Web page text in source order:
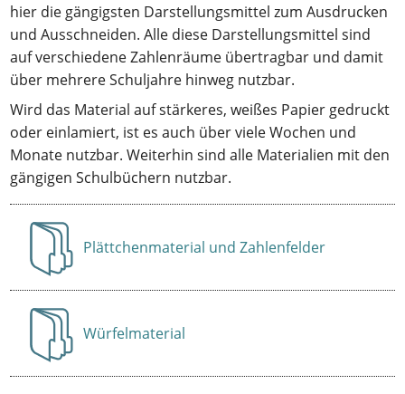
hier die gängigsten Darstellungsmittel zum Ausdrucken
und Ausschneiden. Alle diese Darstellungsmittel sind
auf verschiedene Zahlenräume übertragbar und damit
über mehrere Schuljahre hinweg nutzbar.
Wird das Material auf stärkeres, weißes Papier gedruckt
oder einlamiert, ist es auch über viele Wochen und
Monate nutzbar. Weiterhin sind alle Materialien mit den
gängigen Schulbüchern nutzbar.
Anzeigen
Plättchenmaterial und Zahlenfelder
Anzeigen
Würfelmaterial